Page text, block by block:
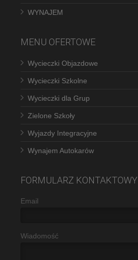
WYNAJEM
MENU OFERTOWE
Wycieczki Objazdowe
Wycieczki Szkolne
Wycieczki dla Grup
Zielone Szkoły
Wyjazdy Integracyjne
Wynajem Autokarów
FORMULARZ KONTAKTOWY
Email
Wiadomość